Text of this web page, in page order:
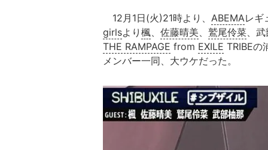
12月1日(火)21時より、 ABEMAレギ
girlsより 楓、 佐藤晴美、 鷲尾伶菜、
THE RAMPAGE from EXILE TRIBEの
メンバー一同、大ウケだった。